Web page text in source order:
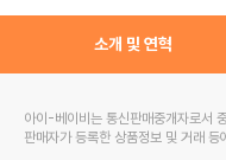
소개 및 연혁
아이-베이비는 통신판매중개자로서
판매자가 등록한 상품정보 및 거래